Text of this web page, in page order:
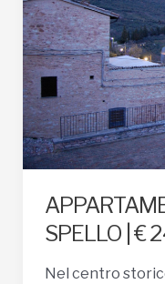
SPELLO | €
Nel centro